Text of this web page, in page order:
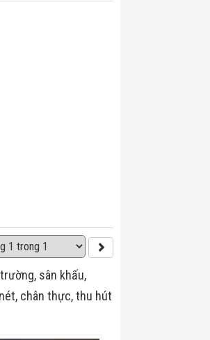
sân khấu,
chân thực, thu hút